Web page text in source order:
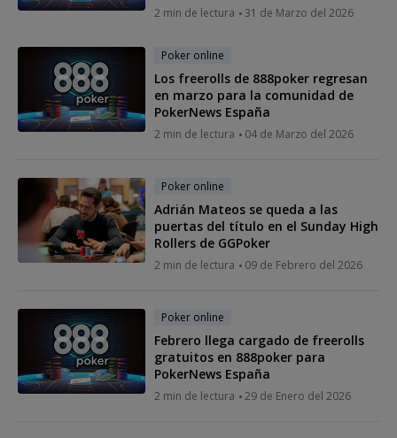
2 min de lectura 31 de Marzo del 2026
Poker online
Los freerolls de 888poker regresan
en marzo para la comunidad de
PokerNews España
2 min de lectura 04 de Marzo del 2026
Poker online
Adrián Mateos se queda a las
puertas del título en el Sunday High
Rollers de GGPoker
2 min de lectura 09 de Febrero del 2026
Poker online
Febrero llega cargado de freerolls
gratuitos en 888poker para
PokerNews España
2 min de lectura 29 de Enero del 2026